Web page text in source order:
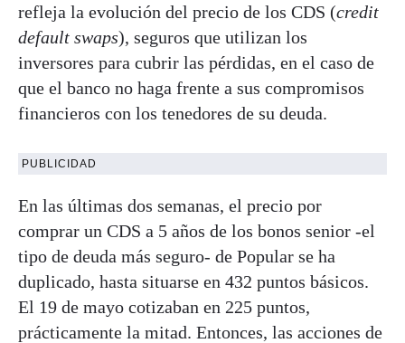
refleja la evolución del precio de los CDS (credit
default swaps), seguros que utilizan los
inversores para cubrir las pérdidas, en el caso de
que el banco no haga frente a sus compromisos
financieros con los tenedores de su deuda.
PUBLICIDAD
En las últimas dos semanas, el precio por
comprar un CDS a 5 años de los bonos senior -el
tipo de deuda más seguro- de Popular se ha
duplicado, hasta situarse en 432 puntos básicos.
El 19 de mayo cotizaban en 225 puntos,
prácticamente la mitad. Entonces, las acciones de